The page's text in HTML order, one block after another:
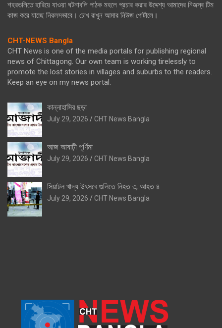
শহরতলিতে হারিয়ে যাওয়া ঘটনাবলি পাঠক মহলে প্রচার করার উদ্দেশ্য আমাদের নিজস্ব টিম
কাজ করে যাচ্ছে নিরলসভাবে। চোখ রাখুন আমার নিউজ পোর্টালে।
CHT-NEWS Bangla
CHT News is one of the media portals for publishing regional
news of Chittagong. Our own team is working tirelessly to
promote the lost stories in villages and suburbs to the readers.
Keep an eye on my news portal.
কান্নাহাসির ছড়া
July 29, 2026 CHT News Bangla
আজ আষাঢ়ী পূর্ণিমা
July 29, 2026 CHT News Bangla
সিয়াটল খাদ্য উৎসবে গুলিতে নিহত ৩, আহত ৪
July 29, 2026 CHT News Bangla